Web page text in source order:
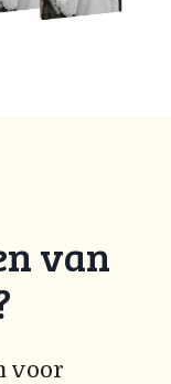
van
voor